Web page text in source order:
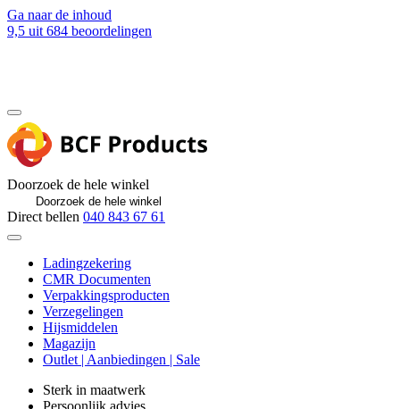
Ga naar de inhoud
9,5 uit 684 beoordelingen
Doorzoek de hele winkel
Direct bellen 040 843 67 61
Ladingzekering
CMR Documenten
Verpakkingsproducten
Verzegelingen
Hijsmiddelen
Magazijn
Outlet | Aanbiedingen | Sale
Sterk in maatwerk
Persoonlijk advies